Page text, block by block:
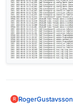
R RogerGustavsson